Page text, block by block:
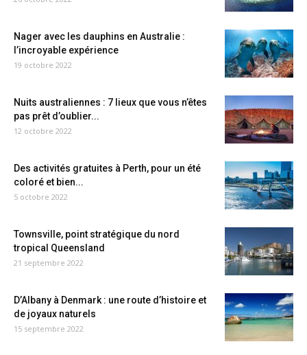
Nager avec les dauphins en Australie :
l’incroyable expérience
19 octobre 2022
Nuits australiennes : 7 lieux que vous n’êtes
pas prêt d’oublier...
12 octobre 2022
Des activités gratuites à Perth, pour un été
coloré et bien...
5 octobre 2022
Townsville, point stratégique du nord
tropical Queensland
21 septembre 2022
D’Albany à Denmark : une route d’histoire et
de joyaux naturels
15 septembre 2022